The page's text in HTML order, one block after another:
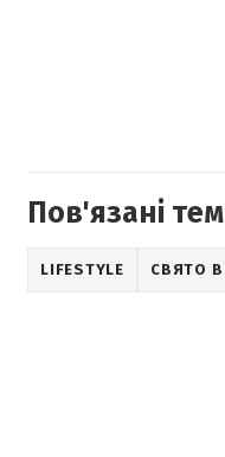
Пов'язані
LIFESTYLE СВЯТО В